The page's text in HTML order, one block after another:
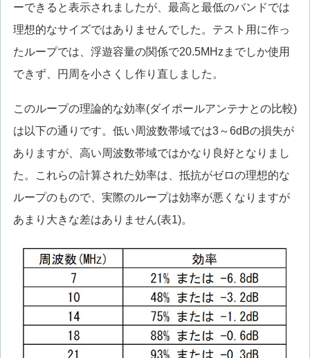
ーできると表示されましたが、最高と最低のバンドでは
理想的なサイズではありませんでした。テスト用に作っ
たループでは、浮遊容量の関係で20.5MHzまでしか使用
できず、円周を小さくし作り直しました。
このループの理論的な効率(ダイポールアンテナとの比較)
は以下の通りです。低い周波数帯域では3～6dBの損失が
ありますが、高い周波数帯域ではかなり良好となりまし
た。これらの計算された効率は、抵抗がゼロの理想的な
ループのもので、実際のループは効率が悪くなりますが
あまり大きな差はありません(表1)。